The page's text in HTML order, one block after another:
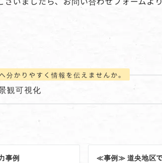
分かりやすく情報を伝えませんか。
観可視化
事例
≪事例≫ 道央地区